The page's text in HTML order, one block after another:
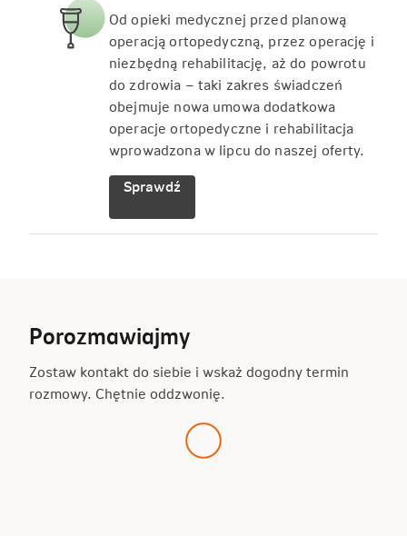
Od opieki medycznej przed planową
operacją ortopedyczną, przez operację i
niezbędną rehabilitację, aż do powrotu
do zdrowia – taki zakres świadczeń
obejmuje nowa umowa dodatkowa
operacje ortopedyczne i rehabilitacja
wprowadzona w lipcu do naszej oferty.
Sprawdź
Porozmawiajmy
Zostaw kontakt do siebie i wskaż dogodny termin
rozmowy. Chętnie oddzwonię.